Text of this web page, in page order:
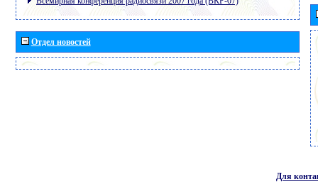
Отдел новостей
Для